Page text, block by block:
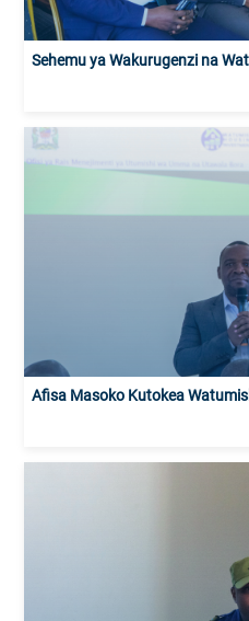
Sehemu ya Wakurugenzi na
Afisa Masoko Kutokea